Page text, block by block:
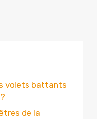
volets battants
de la